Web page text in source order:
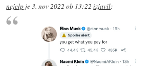
nejclp je3. nov 2022 ob 13:22 izjavil: